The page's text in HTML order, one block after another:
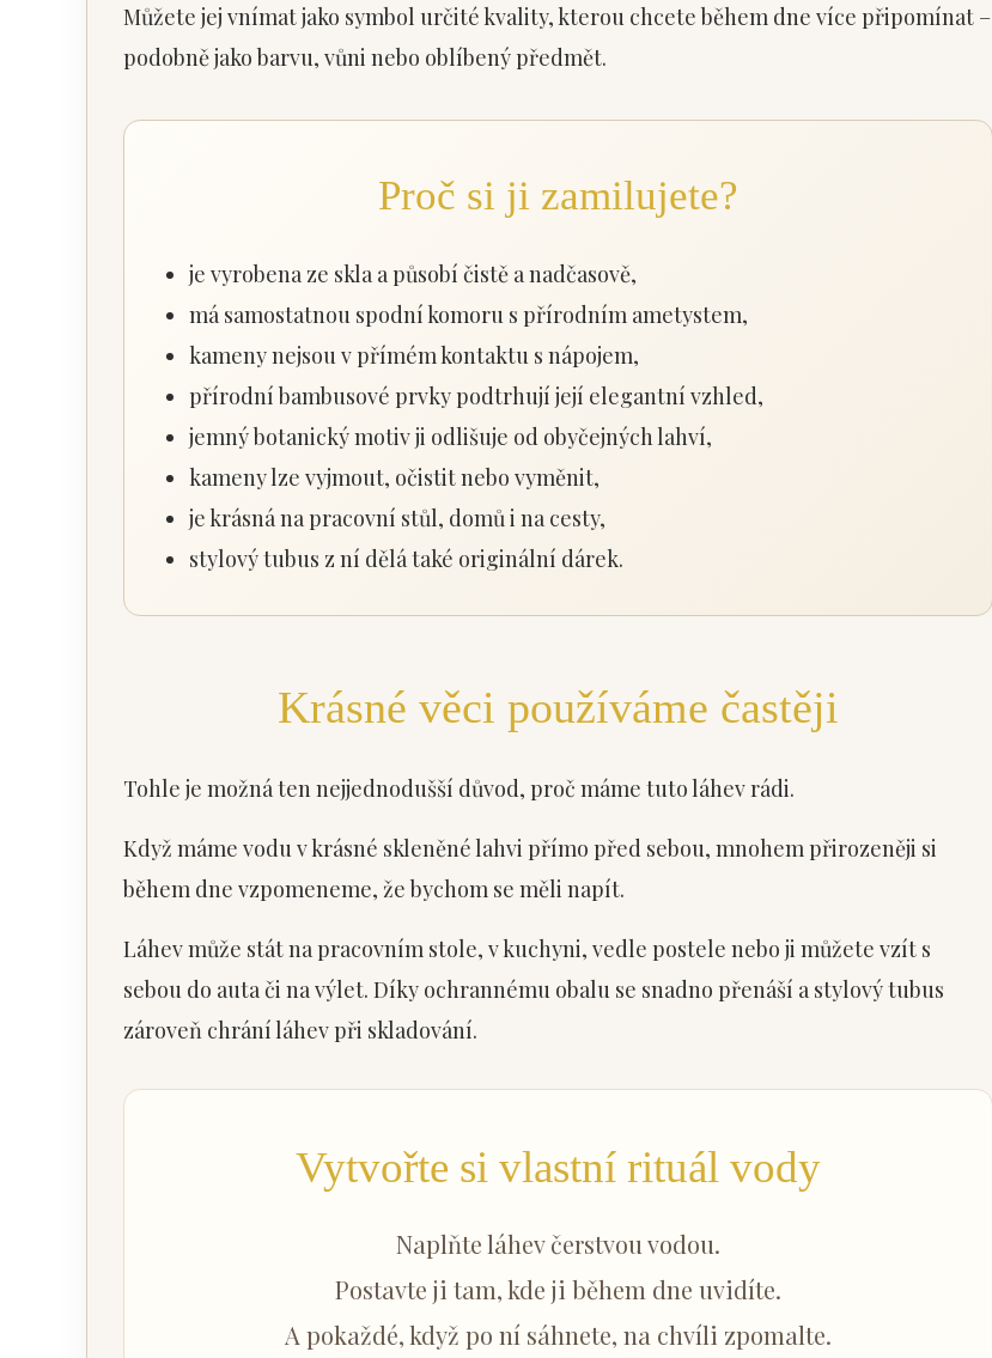
Můžete jej vnímat jako symbol určité kvality, kterou chcete během dne více připomínat –
podobně jako barvu, vůni nebo oblíbený předmět.
Proč si ji zamilujete?
je vyrobena ze skla a působí čistě a nadčasově,
má samostatnou spodní komoru s přírodním ametystem,
kameny nejsou v přímém kontaktu s nápojem,
přírodní bambusové prvky podtrhují její elegantní vzhled,
jemný botanický motiv ji odlišuje od obyčejných lahví,
kameny lze vyjmout, očistit nebo vyměnit,
je krásná na pracovní stůl, domů i na cesty,
stylový tubus z ní dělá také originální dárek.
Krásné věci používáme častěji
Tohle je možná ten nejjednodušší důvod, proč máme tuto láhev rádi.
Když máme vodu v krásné skleněné lahvi přímo před sebou, mnohem přirozeněji si
během dne vzpomeneme, že bychom se měli napít.
Láhev může stát na pracovním stole, v kuchyni, vedle postele nebo ji můžete vzít s
sebou do auta či na výlet. Díky ochrannému obalu se snadno přenáší a stylový tubus
zároveň chrání láhev při skladování.
Vytvořte si vlastní rituál vody
Naplňte láhev čerstvou vodou.
Postavte ji tam, kde ji během dne uvidíte.
A pokaždé, když po ní sáhnete, na chvíli zpomalte.